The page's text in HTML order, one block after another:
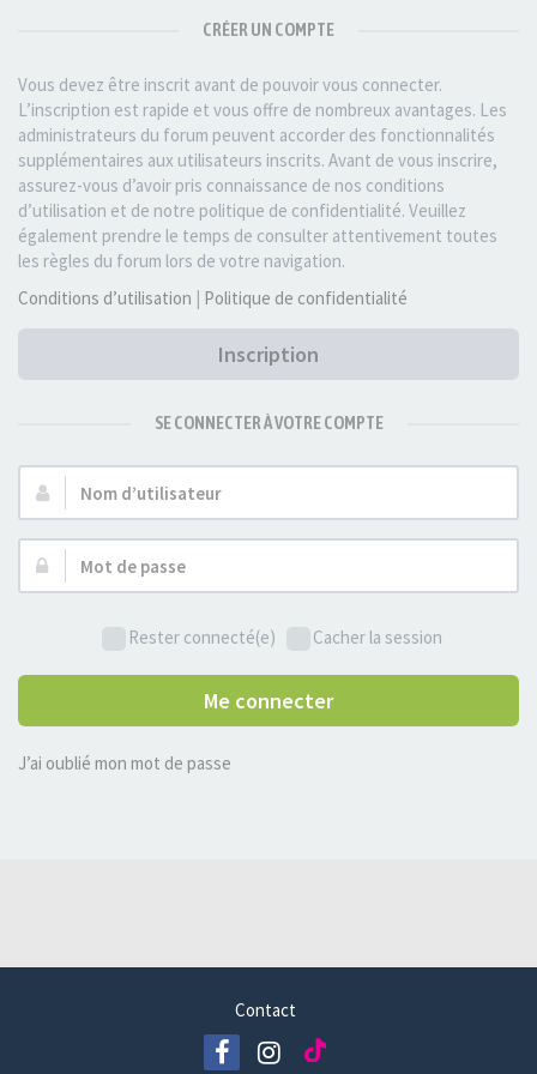
CRÉER UN COMPTE
Vous devez être inscrit avant de pouvoir vous connecter.
L’inscription est rapide et vous offre de nombreux avantages. Les
administrateurs du forum peuvent accorder des fonctionnalités
supplémentaires aux utilisateurs inscrits. Avant de vous inscrire,
assurez-vous d’avoir pris connaissance de nos conditions
d’utilisation et de notre politique de confidentialité. Veuillez
également prendre le temps de consulter attentivement toutes
les règles du forum lors de votre navigation.
Conditions d’utilisation | Politique de confidentialité
Inscription
SE CONNECTER À VOTRE COMPTE
Nom
d’utilisateur :
Mot
de
Rester connecté(e)
Cacher la session
Me connecter
J’ai oublié mon mot de passe
Contact